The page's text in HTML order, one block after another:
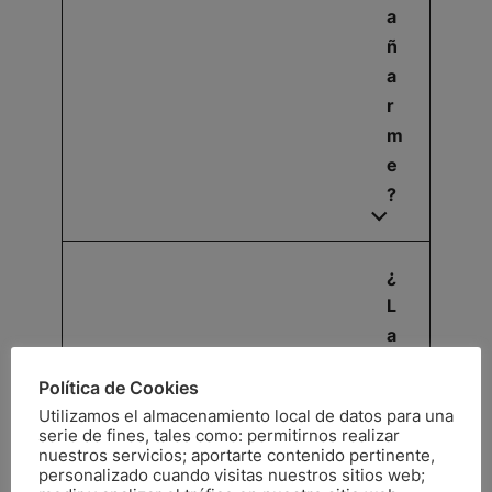
a
ñ
a
r
m
e
?
¿
L
a
e
si
o
Política de Cookies
Utilizamos el almacenamiento local de datos para una
serie de fines, tales como: permitirnos realizar
nuestros servicios; aportarte contenido pertinente,
personalizado cuando visitas nuestros sitios web;